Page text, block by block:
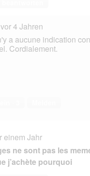
vor 4 Jahren
a aucune indication
Cordialement.
einem Jahr
ne sont pas les
j’achète pourquoi